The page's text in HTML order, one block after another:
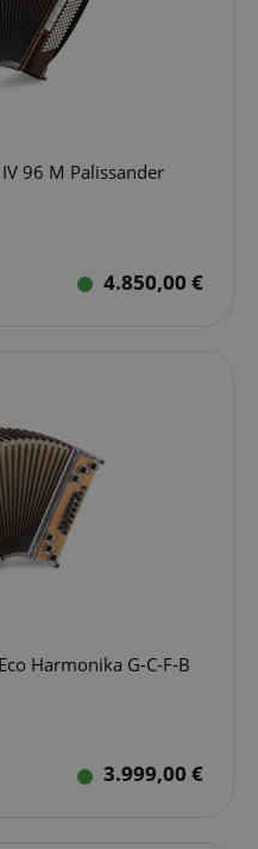
96 M Palissander
4.850,00 €
Harmonika G-C-F-B
3.999,00 €